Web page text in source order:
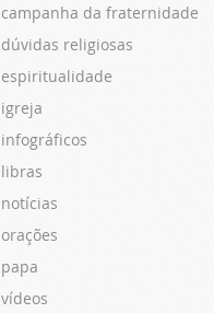
campanha da fraternidade
dúvidas religiosas
espiritualidade
igreja
infográficos
libras
notícias
orações
papa
vídeos